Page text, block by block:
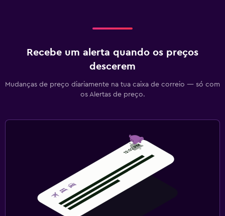
Recebe um alerta quando os preços
descerem
Mudanças de preço diariamente na tua caixa de correio — só com
os Alertas de preço.